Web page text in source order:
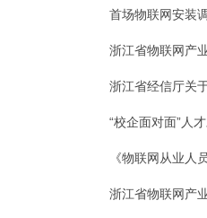
首场物联网安装
浙江省物联网产
浙江省经信厅关
“校企面对面”人
《物联网从业人
浙江省物联网产